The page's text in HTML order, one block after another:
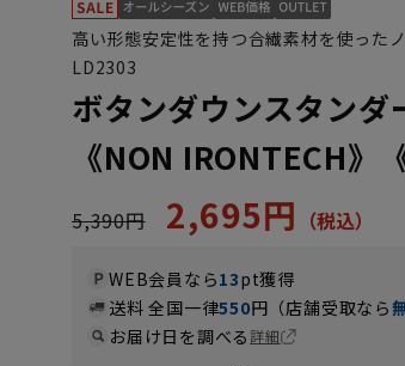
高い形態安定性を持つ合繊素材を使った
LD2303
ボタンダウンスタンダ
《NON IRONTECH》
5,390円 2,695円
WEB会員なら13pt獲得
送料 全国一律550円（店舗受取なら
お届け日を調べる詳細